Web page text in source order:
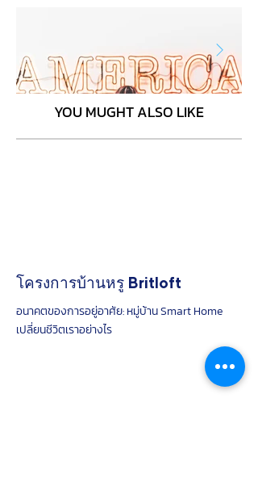
YOU MUGHT ALSO LIKE
โครงการบ้านหรู Britloft
อนาคตของการอยู่อาศัย: หมู่บ้าน Smart Home
เปลี่ยนชีวิตเราอย่างไร